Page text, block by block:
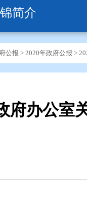
简介
公报 > 2020年政府公报 >
府办公室